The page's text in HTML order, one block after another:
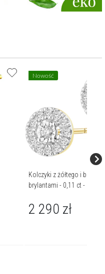
Nowość
Kolczyki z żółtego i białego
brylantami - 0,11 ct - próba
2 290 zł